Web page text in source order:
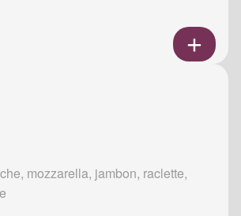
mozzarella, jambon, raclette,